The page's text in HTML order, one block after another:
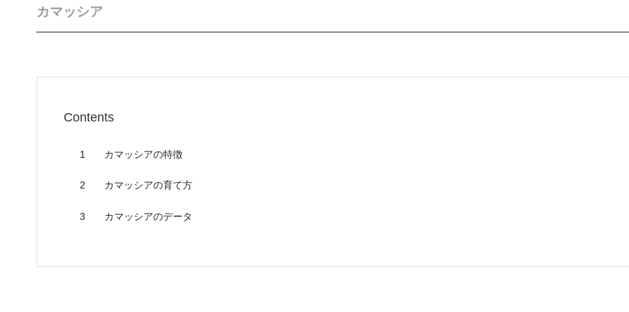
カマッシア
Contents
1 カマッシアの特徴
2 カマッシアの育て方
3 カマッシアのデータ